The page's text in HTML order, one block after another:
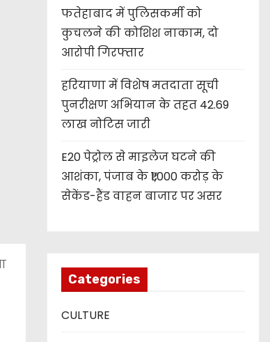
फतेहाबाद में पुलिसकर्मी को
कुचलने की कोशिश नाकाम, दो
आरोपी गिरफ्तार
हरियाणा में विशेष मतदाता सूची
पुनरीक्षण अभियान के तहत 42.69
लाख नोटिस जारी
E20 पेट्रोल से माइलेज घटने की
आशंका, पंजाब के ₹1,000 करोड़ के
सेकेंड-हैंड वाहन बाजार पर असर
Categories
CULTURE